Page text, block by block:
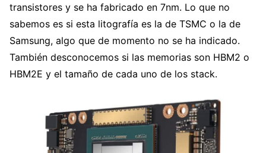
transistores y se ha fabricado en 7nm. Lo que no
sabemos es si esta litografía es la de TSMC o la de
Samsung, algo que de momento no se ha indicado.
También desconocemos si las memorias son HBM2 o
HBM2E y el tamaño de cada uno de los stack.